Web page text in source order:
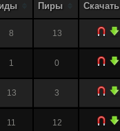
Пиры Скачать
8 13
1 0
13 3
11 12